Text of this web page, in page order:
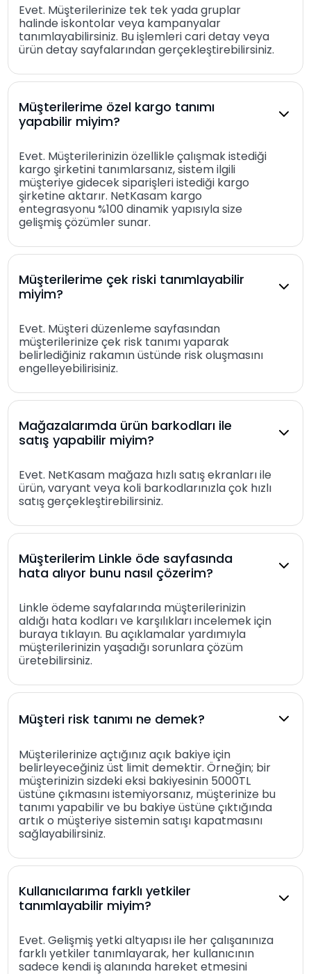
Evet. Müşterilerinize tek tek yada gruplar
halinde iskontolar veya kampanyalar
tanımlayabilirsiniz. Bu işlemleri cari detay veya
ürün detay sayfalarından gerçekleştirebilirsiniz.
Müşterilerime özel kargo tanımı
yapabilir miyim?
Evet. Müşterilerinizin özellikle çalışmak istediği
kargo şirketini tanımlarsanız, sistem ilgili
müşteriye gidecek siparişleri istediği kargo
şirketine aktarır. NetKasam kargo
entegrasyonu %100 dinamik yapısıyla size
gelişmiş çözümler sunar.
Müşterilerime çek riski tanımlayabilir
miyim?
Evet. Müşteri düzenleme sayfasından
müşterilerinize çek risk tanımı yaparak
belirlediğiniz rakamın üstünde risk oluşmasını
engelleyebilirisiniz.
Mağazalarımda ürün barkodları ile
satış yapabilir miyim?
Evet. NetKasam mağaza hızlı satış ekranları ile
ürün, varyant veya koli barkodlarınızla çok hızlı
satış gerçekleştirebilirsiniz.
Müşterilerim Linkle öde sayfasında
hata alıyor bunu nasıl çözerim?
Linkle ödeme sayfalarında müşterilerinizin
aldığı hata kodları ve karşılıkları incelemek için
buraya tıklayın. Bu açıklamalar yardımıyla
müşterilerinizin yaşadığı sorunlara çözüm
üretebilirsiniz.
Müşteri risk tanımı ne demek?
Müşterilerinize açtığınız açık bakiye için
belirleyeceğiniz üst limit demektir. Örneğin; bir
müşterinizin sizdeki eksi bakiyesinin 5000TL
üstüne çıkmasını istemiyorsanız, müşterinize bu
tanımı yapabilir ve bu bakiye üstüne çıktığında
artık o müşteriye sistemin satışı kapatmasını
sağlayabilirsiniz.
Kullanıcılarıma farklı yetkiler
tanımlayabilir miyim?
Evet. Gelişmiş yetki altyapısı ile her çalışanınıza
farklı yetkiler tanımlayarak, her kullanıcının
sadece kendi iş alanında hareket etmesini